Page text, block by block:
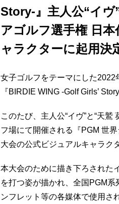
Story-』主人公“イヴ
アゴルフ選手権 日
ャラクターに起用決
女子ゴルフをテーマにした
『BIRDIE WING -Golf Girls’
このたび、主人公“イヴ”と“天
フ場にて開催される『PGM 世
大会の公式ビジュアルキャラク
本大会のために描き下ろされた
を打つ姿が描かれ、全国PGM
ンフレット等の各媒体で使用さ